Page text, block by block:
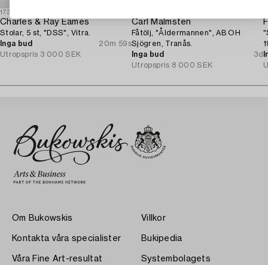
1730379
Charles & Ray Eames
Stolar, 5 st, "DSS", Vitra.
Inga bud
20m 59s
Utropspris 3 000 SEK
Carl Malmsten
Fåtölj, "Åldermannen", AB OH
Sjögren, Tranås.
Inga bud
3d
Utropspris 8 000 SEK
Om Bukowskis
Kontakta våra specialister
Våra Fine Art-resultat
Villkor
Bukipedia
Systembolagets